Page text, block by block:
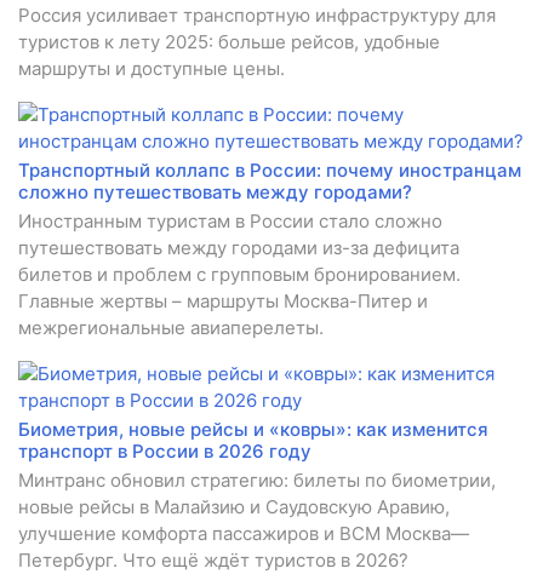
Россия усиливает транспортную инфраструктуру для
туристов к лету 2025: больше рейсов, удобные
маршруты и доступные цены.
Транспортный коллапс в России: почему иностранцам
сложно путешествовать между городами?
Иностранным туристам в России стало сложно
путешествовать между городами из-за дефицита
билетов и проблем с групповым бронированием.
Главные жертвы – маршруты Москва-Питер и
межрегиональные авиаперелеты.
Биометрия, новые рейсы и «ковры»: как изменится
транспорт в России в 2026 году
Минтранс обновил стратегию: билеты по биометрии,
новые рейсы в Малайзию и Саудовскую Аравию,
улучшение комфорта пассажиров и ВСМ Москва—
Петербург. Что ещё ждёт туристов в 2026?